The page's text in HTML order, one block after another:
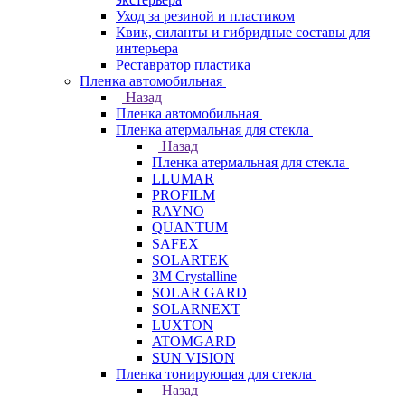
Уход за резиной и пластиком
Квик, силанты и гибридные составы для
интерьера
Реставратор пластика
Пленка автомобильная
Назад
Пленка автомобильная
Пленка атермальная для стекла
Назад
Пленка атермальная для стекла
LLUMAR
PROFILM
RAYNO
QUANTUM
SAFEX
SOLARTEK
3M Crystalline
SOLAR GARD
SOLARNEXT
LUXTON
ATOMGARD
SUN VISION
Пленка тонирующая для стекла
Назад